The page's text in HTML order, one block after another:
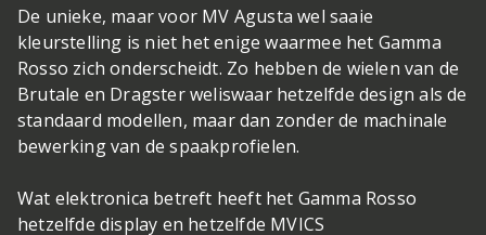
De unieke, maar voor MV Agusta wel saaie
kleurstelling is niet het enige waarmee het Gamma
Rosso zich onderscheidt. Zo hebben de wielen van de
Brutale en Dragster weliswaar hetzelfde design als de
standaard modellen, maar dan zonder de machinale
bewerking van de spaakprofielen.
Wat elektronica betreft heeft het Gamma Rosso
hetzelfde display en hetzelfde MVICS